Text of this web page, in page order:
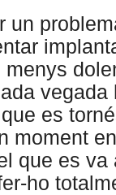
un
vegada
es
moment
que es va
ho